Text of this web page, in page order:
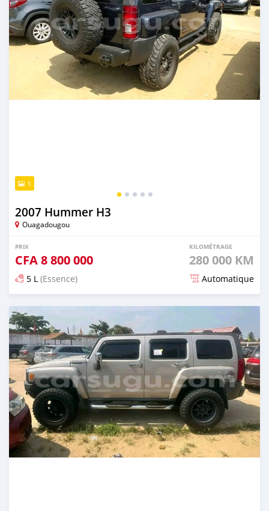
5
2007 Hummer H3
Ouagadougou
PRIX
CFA8 800 000
KILOMÉTRAGE
280 000 KM
5 L (Essence) Automatique
Publié il y a plus de 2 ans